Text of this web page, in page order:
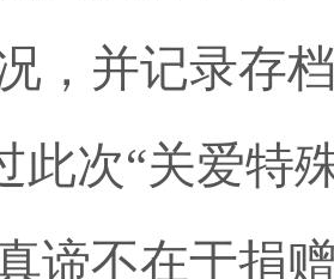
，并记录存
次“关爱特殊
谛不在于捐